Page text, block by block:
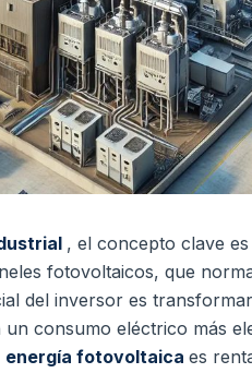
, el concepto clave
fotovoltaicos, que
del inversor es
consumo eléctrico más
energía fotovoltaica es